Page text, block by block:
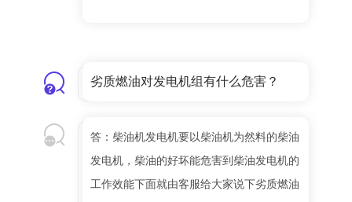
劣质燃油对发电机组有什么危害？
答：柴油机发电机要以柴油机为然料的柴油
发电机，柴油的好坏能危害到柴油发电机的
工作效能下面就由客服给大家说下劣质燃油